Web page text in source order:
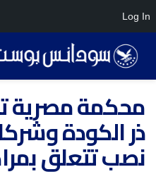
محكمة مصرية
ذر الكودة
نصب تتعلق
Log In